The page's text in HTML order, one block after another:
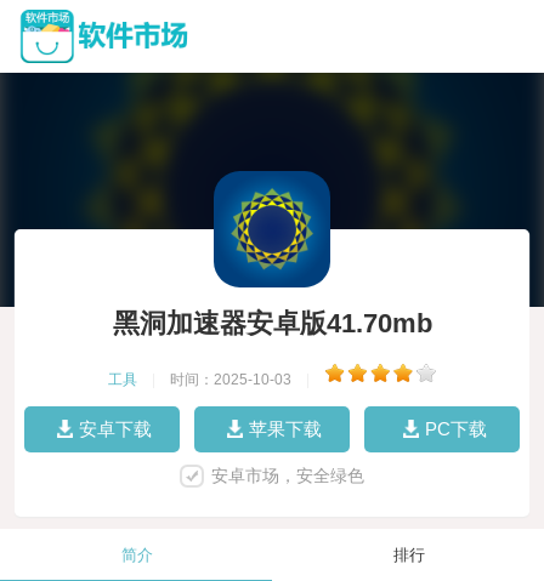
黑洞加速器安卓版41.70mb
工具 时间：2025-10-03
安卓下载 苹果下载 PC下载
安卓市场，安全绿色
简介 排行